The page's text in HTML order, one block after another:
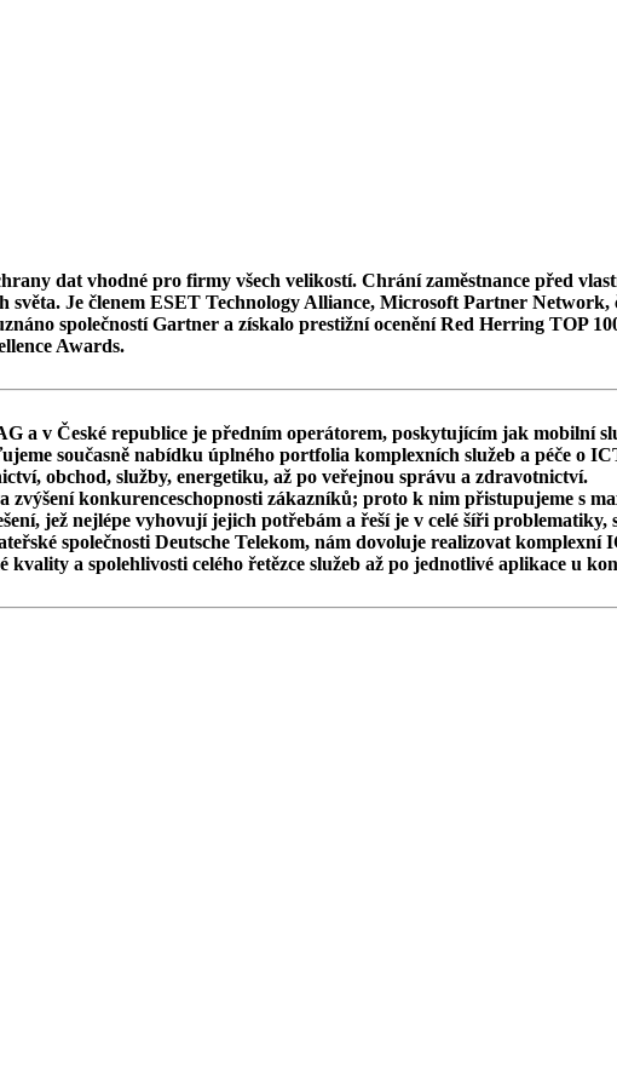
dat vhodné pro firmy všech velikostí. Chrání zaměstnance před
světa. Je členem ESET Technology Alliance, Microsoft Partner
společností Gartner a získalo prestižní ocenění Red Herring TOP
Awards.
a v České republice je předním operátorem, poskytujícím jak mobilní
současně nabídku úplného portfolia komplexních služeb a péče o
obchod, služby, energetiku, až po veřejnou správu a zdravotnictví.
konkurenceschopnosti zákazníků; proto k nim přistupujeme s
jež nejlépe vyhovují jejich potřebám a řeší je v celé šíři problematiky,
společnosti Deutsche Telekom, nám dovoluje realizovat komplexní
a spolehlivosti celého řetězce služeb až po jednotlivé aplikace u